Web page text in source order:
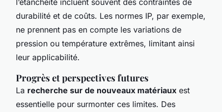
durabilité et de coûts. Les normes IP, par exemple,
ne prennent pas en compte les variations de
pression ou température extrêmes, limitant ainsi
leur applicabilité.
Progrès et perspectives futures
La recherche sur de nouveaux matériaux est
essentielle pour surmonter ces limites. Des